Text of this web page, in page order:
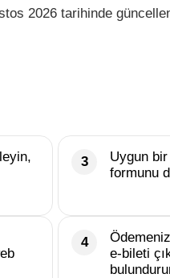
2026 tarihinde
Uygun
formunu
e-bileti